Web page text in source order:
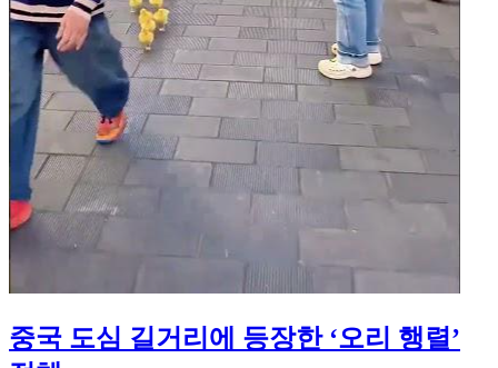
중국 도심 길거리에 등장한 ‘오리 행렬’